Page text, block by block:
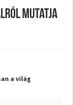
mutatja
a világ